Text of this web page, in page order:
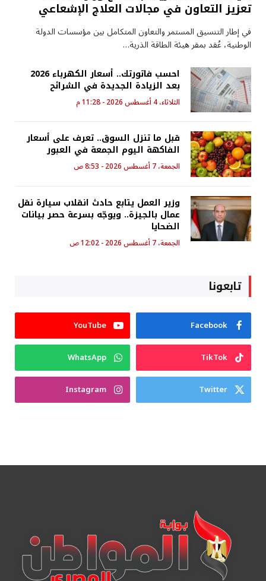
تعزيز التعاون في مجالات العلاج الإشعاعي
في إطار التنسيق المستمر والتعاون المتكامل بين مؤسسات الدولة
الوطنية، عُقد بمقر هيئة الطاقة الذرية…
احسب فاتورتك.. أسعار الكهرباء 2026
بعد الزيادة الجديدة في الشرائح
الثلاثاء، 4 أغسطس 2026 - 11:28 م
قبل ما تنزل السوق.. تعرف على أسعار
الفاكهة اليوم الجمعة في العبور
الجمعة، 7 أغسطس 2026 - 8:53 ص
وزير العمل يتابع حادث انقلاب سيارة نقل
عمال بالجيزة.. ويوجّه بسرعة حصر بيانات
الضحايا
الجمعة، 7 أغسطس 2026 - 12:02 ص
تابعونا
Facebook
YouTube
TikTok
WhatsApp
Twitter
Instagram